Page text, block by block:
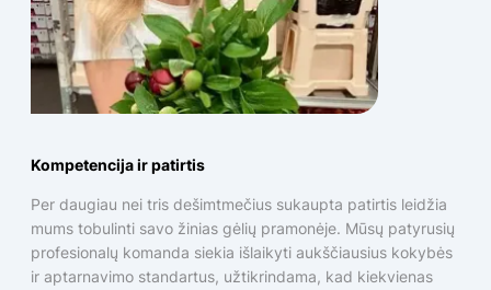
Kompetencija ir patirtis
Per daugiau nei tris dešimtmečius sukaupta patirtis leidžia
mums tobulinti savo žinias gėlių pramonėje. Mūsų patyrusių
profesionalų komanda siekia išlaikyti aukščiausius kokybės
ir aptarnavimo standartus, užtikrindama, kad kiekvienas